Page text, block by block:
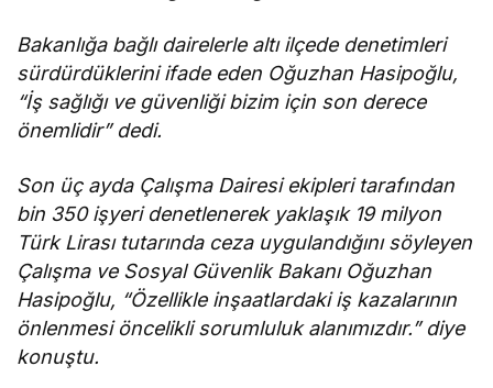
Bakanlığa bağlı dairelerle altı ilçede denetimleri
sürdürdüklerini ifade eden Oğuzhan Hasipoğlu,
“İş sağlığı ve güvenliği bizim için son derece
önemlidir” dedi.
Son üç ayda Çalışma Dairesi ekipleri tarafından
bin 350 işyeri denetlenerek yaklaşık 19 milyon
Türk Lirası tutarında ceza uygulandığını söyleyen
Çalışma ve Sosyal Güvenlik Bakanı Oğuzhan
Hasipoğlu, “Özellikle inşaatlardaki iş kazalarının
önlenmesi öncelikli sorumluluk alanımızdır.” diye
konuştu.